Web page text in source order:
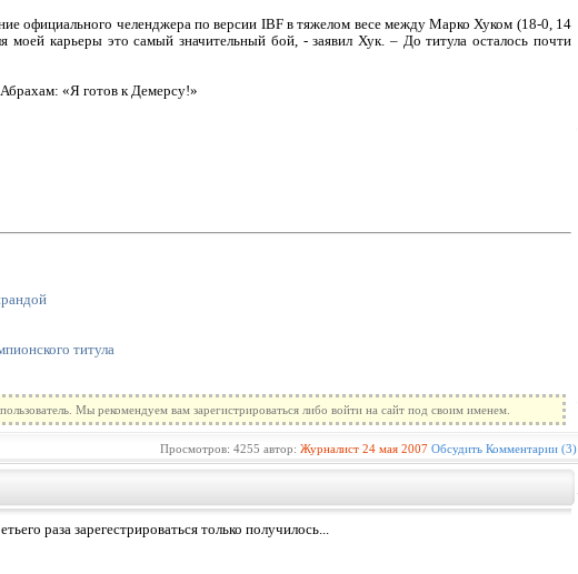
официального челенджера по версии IBF в тяжелом весе между Марко Хуком (18-0, 14
карьеры это самый значительный бой, - заявил Хук. – До титула осталось почти
титула
Мы рекомендуем вам зарегистрироваться либо войти на сайт под своим именем.
Просмотров: 4255 автор: Журналист 24 мая 2007 Обсудить Комментарии (3)
раза зарегестрироваться только получилось...